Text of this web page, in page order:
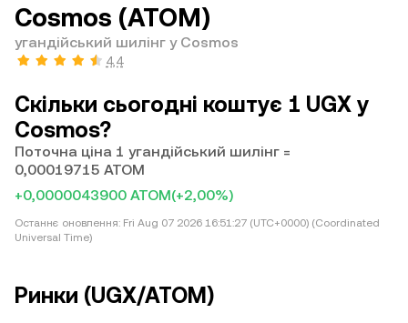
Cosmos (ATOM)
угандійський шилінг у Cosmos
4,4
Скільки сьогодні коштує 1 UGX у
Cosmos?
Поточна ціна 1 угандійський шилінг =
0,00019715 ATOM
+0,0000043900 ATOM(+2,00%)
Останнє оновлення: Fri Aug 07 2026 16:51:27 (UTC+0000) (Coordinated
Universal Time)
Ринки (UGX/ATOM)